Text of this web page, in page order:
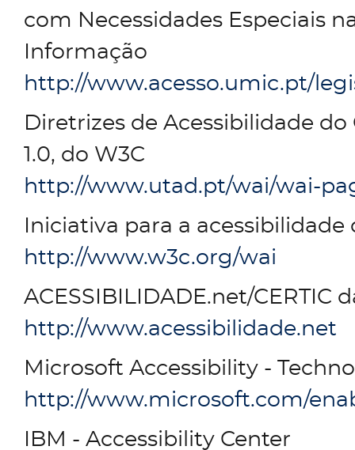
com Necessidades Especiais
Informação
http://www.acesso.umic.pt/
Diretrizes de Acessibilidade
1.0, do W3C
http://www.utad.pt/wai/wai-
Iniciativa para a acessibilidade
http://www.w3c.org/wai
ACESSIBILIDADE.net/CERTIC
http://www.acessibilidade.net
Microsoft Accessibility -
http://www.microsoft.com/
IBM - Accessibility Center